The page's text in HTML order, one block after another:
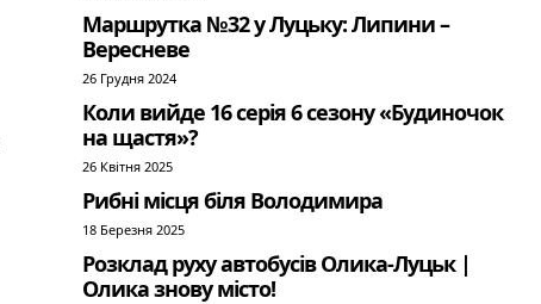
Маршрутка №32 у Луцьку: Липини –
Вересневе
26 Грудня 2024
Коли вийде 16 серія 6 сезону «Будиночок
на щастя»?
26 Квітня 2025
Рибні місця біля Володимира
18 Березня 2025
Розклад руху автобусів Олика-Луцьк |
Олика знову місто!